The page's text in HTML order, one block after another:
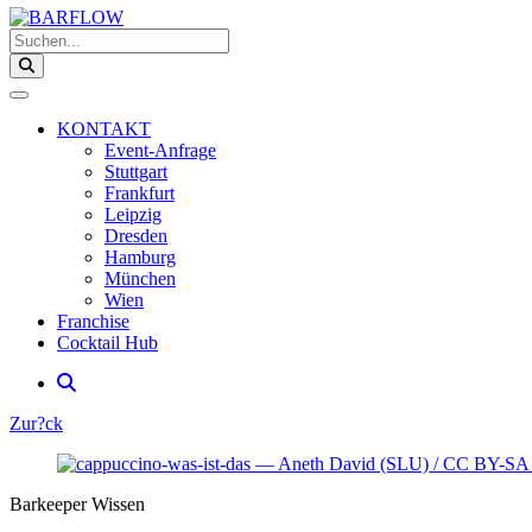
Suchen...
KONTAKT
Event-Anfrage
Stuttgart
Frankfurt
Leipzig
Dresden
Hamburg
München
Wien
Franchise
Cocktail Hub
Zur?ck
Barkeeper Wissen